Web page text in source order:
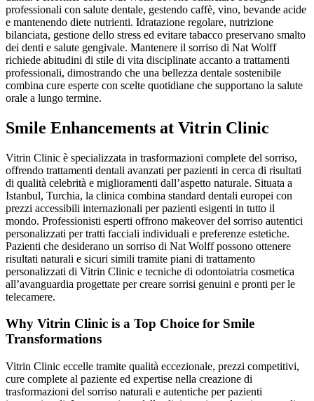
professionali con salute dentale, gestendo caffè, vino, bevande acide
e mantenendo diete nutrienti. Idratazione regolare, nutrizione
bilanciata, gestione dello stress ed evitare tabacco preservano smalto
dei denti e salute gengivale. Mantenere il sorriso di Nat Wolff
richiede abitudini di stile di vita disciplinate accanto a trattamenti
professionali, dimostrando che una bellezza dentale sostenibile
combina cure esperte con scelte quotidiane che supportano la salute
orale a lungo termine.
Smile Enhancements at Vitrin Clinic
Vitrin Clinic è specializzata in trasformazioni complete del sorriso,
offrendo trattamenti dentali avanzati per pazienti in cerca di risultati
di qualità celebrità e miglioramenti dall’aspetto naturale. Situata a
Istanbul, Turchia, la clinica combina standard dentali europei con
prezzi accessibili internazionali per pazienti esigenti in tutto il
mondo. Professionisti esperti offrono makeover del sorriso autentici
personalizzati per tratti facciali individuali e preferenze estetiche.
Pazienti che desiderano un sorriso di Nat Wolff possono ottenere
risultati naturali e sicuri simili tramite piani di trattamento
personalizzati di Vitrin Clinic e tecniche di odontoiatria cosmetica
all’avanguardia progettate per creare sorrisi genuini e pronti per le
telecamere.
Why Vitrin Clinic is a Top Choice for Smile
Transformations
Vitrin Clinic eccelle tramite qualità eccezionale, prezzi competitivi,
cure complete al paziente ed expertise nella creazione di
trasformazioni del sorriso naturali e autentiche per pazienti